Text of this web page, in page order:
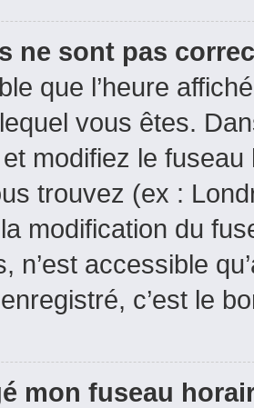
ne sont pas
que l’heure
vous êtes.
modifiez le fuseau
trouvez (ex :
modification du
n’est accessible
c’est le
mon fuseau